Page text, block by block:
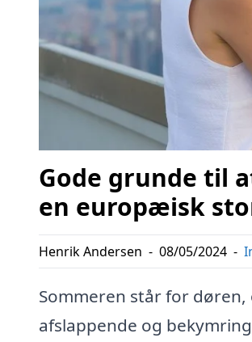
Gode grunde til
en europæisk
Henrik Andersen - 08/05/2024 -
Sommeren står for
afslappende og